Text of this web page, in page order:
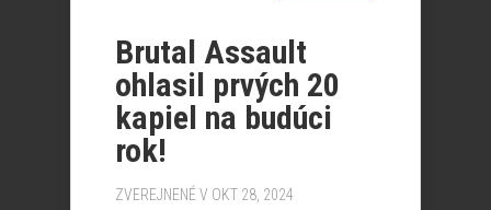
Brutal Assault
ohlasil prvých 20
kapiel na budúci
rok!
ZVEREJNENÉ V OKT 28, 2024